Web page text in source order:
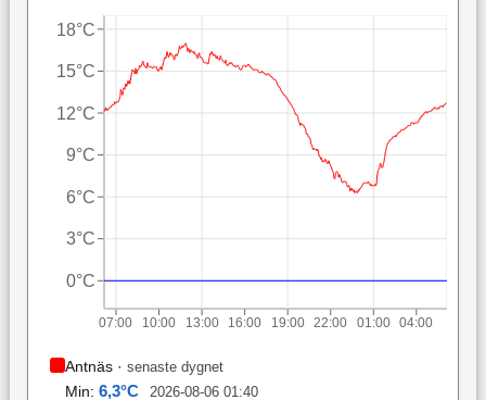
07:00 10:00 13:00 16:00 19:00 22:00 01:00 04:00
0°C
3°C
6°C
9°C
12°C
15°C
18°C
Antnäs· senaste dygnet
Min: 6,3°C 2026-08-06 01:40